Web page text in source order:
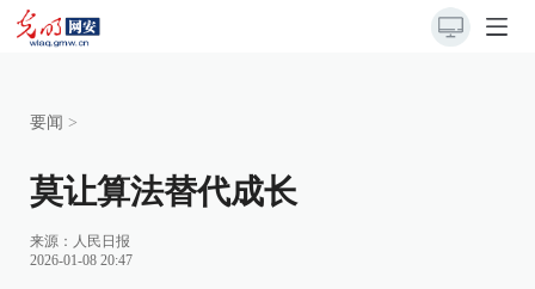
要闻 >
莫让算法替代成长
来源： 人民日报
2026-01-08 20:47